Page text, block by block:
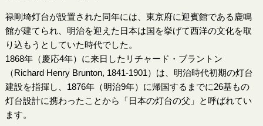
禄剛埼灯台が設置された同年には、東京府に迎賓館である鹿鳴
館が建てられ、明治を迎えた日本は国を挙げて西洋の文化を取
り込もうとしていた時代でした。
1868年（慶応4年）に来日したリチャード・ブラントン
（Richard Henry Brunton, 1841-1901）は、明治時代初期の灯台
建設を指揮し、1876年（明治9年）に帰国するまでに26基もの
灯台設計に携わったことから「日本の灯台の父」と呼ばれてい
ます。